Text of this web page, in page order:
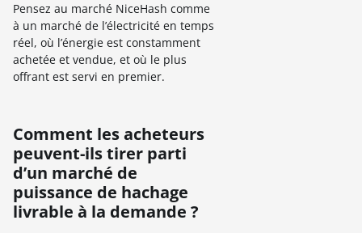
Pensez au marché NiceHash comme
à un marché de l’électricité en temps
réel, où l’énergie est constamment
achetée et vendue, et où le plus
offrant est servi en premier.
Comment les acheteurs
peuvent-ils tirer parti
d’un marché de
puissance de hachage
livrable à la demande ?